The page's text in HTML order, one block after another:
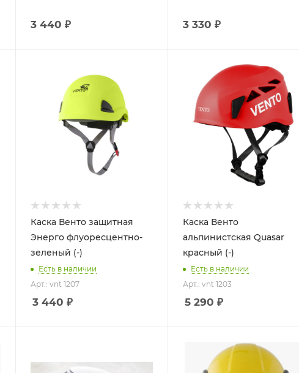
3 440 ₽ 3 330 ₽
Каска Венто защитная
Энерго флуоресцентно-
зеленый (-)
Есть в наличии
Арт.: vnt 1207
3 440 ₽
Каска Венто
альпинистская Quasar
красный (-)
Есть в наличии
Арт.: vnt 1203
5 290 ₽